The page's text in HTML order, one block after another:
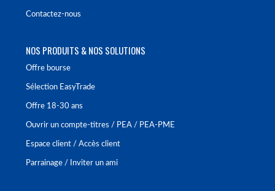
Contactez-nous
NOS PRODUITS & NOS SOLUTIONS
Offre bourse
Sélection EasyTrade
Offre 18-30 ans
Ouvrir un compte-titres / PEA / PEA-PME
Espace client / Accès client
Parrainage / Inviter un ami